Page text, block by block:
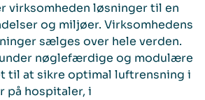
virksomheden løsninger til en
og miljøer. Virksomhedens
sælges over hele verden.
nøglefærdige og modulære
til at sikre optimal luftrensning i
på hospitaler, i